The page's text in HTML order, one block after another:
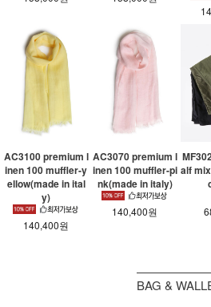
AC3100 premium l
inen 100 muffler-y
ellow(made in ital
y)
140,400원
AC3070 premium l
inen 100 muffler-pi
nk(made in italy)
140,400원
alf
BAG &